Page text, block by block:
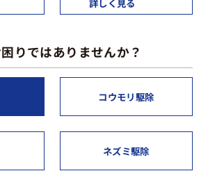
りではありませんか？
コウモリ駆除
ネズミ駆除